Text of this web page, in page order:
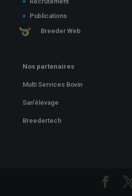
Publications
Breeder Web
Nos partenaires
Multi Services Bovin
San'élevage
Breedertech